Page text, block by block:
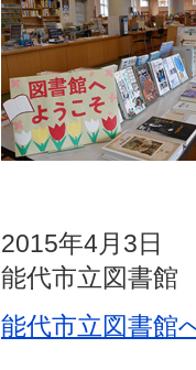
2015年4月3日
能代市立図書
能代市立図書館